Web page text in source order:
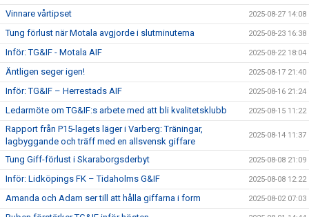
Vinnare vårtipset 2025-08-27 14:08
Tung förlust när Motala avgjorde i slutminuterna 2025-08-23 16:38
Inför: TG&IF - Motala AIF 2025-08-22 18:04
Äntligen seger igen! 2025-08-17 21:40
Inför: TG&IF – Herrestads AIF 2025-08-16 21:24
Ledarmöte om TG&IF:s arbete med att bli kvalitetsklubb 2025-08-15 11:22
Rapport från P15-lagets läger i Varberg: Träningar,
lagbyggande och träff med en allsvensk giffare
2025-08-14 11:37
Tung Giff-förlust i Skaraborgsderbyt 2025-08-08 21:09
Inför: Lidköpings FK – Tidaholms G&IF 2025-08-08 12:22
Amanda och Adam ser till att hålla giffarna i form 2025-08-02 07:03